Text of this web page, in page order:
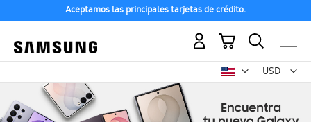
Aceptamos las principales tarjetas de crédito.
USD -
dólar
Mi carrito